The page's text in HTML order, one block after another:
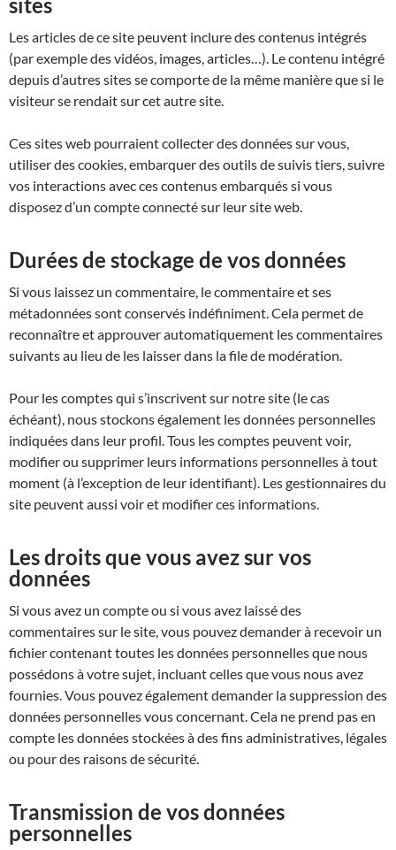
Les articles de ce site peuvent inclure des contenus intégrés
(par exemple des vidéos, images, articles…). Le contenu intégré
depuis d’autres sites se comporte de la même manière que si le
visiteur se rendait sur cet autre site.
Ces sites web pourraient collecter des données sur vous,
utiliser des cookies, embarquer des outils de suivis tiers, suivre
vos interactions avec ces contenus embarqués si vous
disposez d’un compte connecté sur leur site web.
Durées de stockage de vos données
Si vous laissez un commentaire, le commentaire et ses
métadonnées sont conservés indéfiniment. Cela permet de
reconnaître et approuver automatiquement les commentaires
suivants au lieu de les laisser dans la file de modération.
Pour les comptes qui s’inscrivent sur notre site (le cas
échéant), nous stockons également les données personnelles
indiquées dans leur profil. Tous les comptes peuvent voir,
modifier ou supprimer leurs informations personnelles à tout
moment (à l’exception de leur identifiant). Les gestionnaires du
site peuvent aussi voir et modifier ces informations.
Les droits que vous avez sur vos
données
Si vous avez un compte ou si vous avez laissé des
commentaires sur le site, vous pouvez demander à recevoir un
fichier contenant toutes les données personnelles que nous
possédons à votre sujet, incluant celles que vous nous avez
fournies. Vous pouvez également demander la suppression des
données personnelles vous concernant. Cela ne prend pas en
compte les données stockées à des fins administratives, légales
ou pour des raisons de sécurité.
Transmission de vos données
personnelles